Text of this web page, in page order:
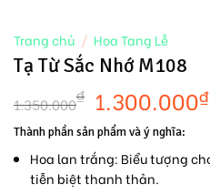
Trang chủ / Hoa Tang Lễ
Tạ Từ Sắc Nhớ M108
1.350.000₫ 1.300.000₫
Thành phần sản phẩm và ý nghĩa:
Hoa lan trắng: Biểu tượng
tiễn biệt thanh thản.